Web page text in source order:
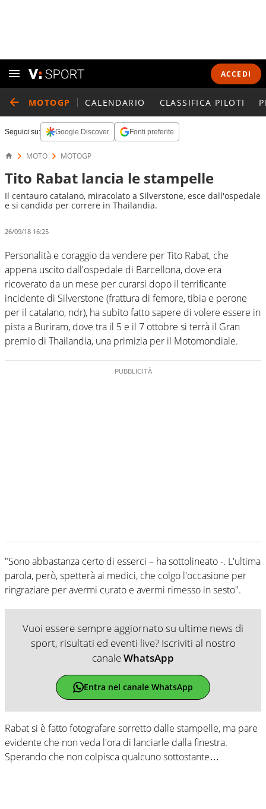
ACCEDI
MOTOGP CALENDARIO CLASSIFICA PILOTI
Seguici su: Google Discover Fonti preferite
MOTO MOTOGP
Tito Rabat lancia le stampelle
Il centauro catalano, miracolato a Silverstone, esce dall'ospedale
e si candida per correre in Thailandia.
26/09/18 16:25
Personalità e coraggio da vendere per Tito Rabat, che
appena uscito dall'ospedale di Barcellona, dove era
ricoverato da un mese per curarsi dopo il terrificante
incidente di Silverstone (frattura di femore, tibia e perone
per il catalano, ndr), ha subito fatto sapere di volere essere in
pista a Buriram, dove tra il 5 e il 7 ottobre si terrà il Gran
premio di Thailandia, una primizia per il Motomondiale.
"Sono abbastanza certo di esserci – ha sottolineato -. L'ultima
parola, però, spetterà ai medici, che colgo l'occasione per
ringraziare per avermi curato e avermi rimesso in sesto".
Vuoi essere sempre aggiornato su ultime news di
sport, risultati ed eventi live? Iscriviti al nostro
canaleWhatsApp
Entra nel canale WhatsApp
Rabat si è fatto fotografare sorretto dalle stampelle, ma pare
evidente che non veda l'ora di lanciarle dalla finestra.
Sperando che non colpisca qualcuno sottostante…